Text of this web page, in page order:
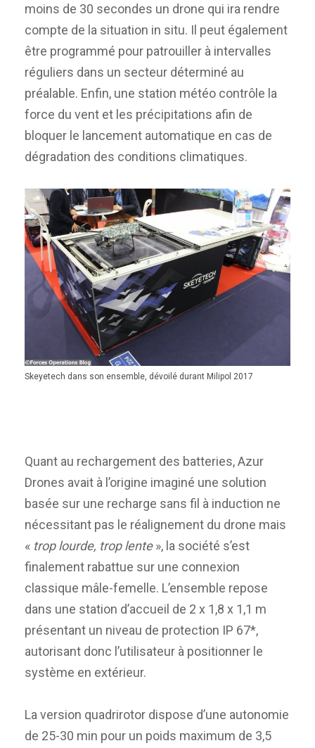
moins de 30 secondes un drone qui ira rendre
compte de la situation in situ. Il peut également
être programmé pour patrouiller à intervalles
réguliers dans un secteur déterminé au
préalable. Enfin, une station météo contrôle la
force du vent et les précipitations afin de
bloquer le lancement automatique en cas de
dégradation des conditions climatiques.
Skeyetech dans son ensemble, dévoilé durant Milipol 2017
Quant au rechargement des batteries, Azur
Drones avait à l’origine imaginé une solution
basée sur une recharge sans fil à induction ne
nécessitant pas le réalignement du drone mais
« trop lourde, trop lente», la société s’est
finalement rabattue sur une connexion
classique mâle-femelle. L’ensemble repose
dans une station d’accueil de 2 x 1,8 x 1,1 m
présentant un niveau de protection IP 67*,
autorisant donc l’utilisateur à positionner le
système en extérieur.
La version quadrirotor dispose d’une autonomie
de 25-30 min pour un poids maximum de 3,5